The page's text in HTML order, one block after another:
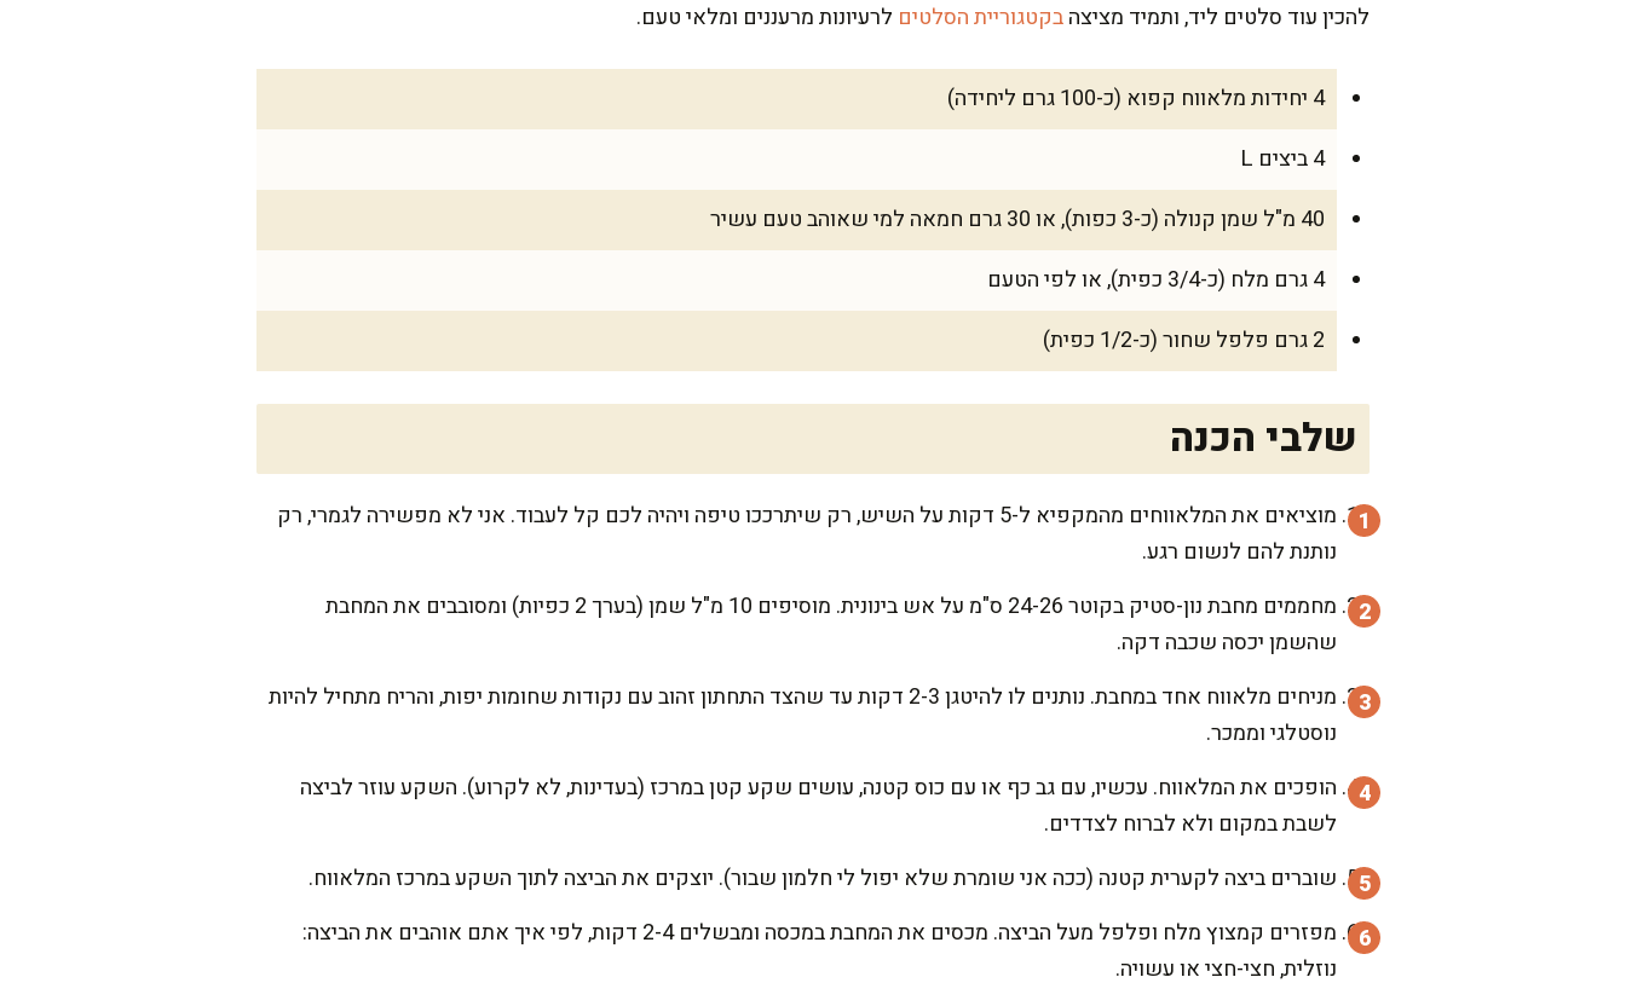
להכין עוד סלטים ליד, ותמיד מציצהבקטגוריית הסלטים לרעיונות מרעננים ומלאי טעם.
4 יחידות מלאווח קפוא (כ-100 גרם ליחידה)
4 ביצים L
40 מ"ל שמן קנולה (כ-3 כפות), או 30 גרם חמאה למי שאוהב טעם עשיר
4 גרם מלח (כ-3/4 כפית), או לפי הטעם
2 גרם פלפל שחור (כ-1/2 כפית)
שלבי הכנה
מוציאים את המלאווחים מהמקפיא ל-5 דקות על השיש, רק שיתרככו טיפה ויהיה לכם קל לעבוד. אני לא מפשירה לגמרי, רק
נותנת להם לנשום רגע.
מחממים מחבת נון-סטיק בקוטר 24-26 ס"מ על אש בינונית. מוסיפים 10 מ"ל שמן (בערך 2 כפיות) ומסובבים את המחבת
שהשמן יכסה שכבה דקה.
מניחים מלאווח אחד במחבת. נותנים לו להיטגן 2-3 דקות עד שהצד התחתון זהוב עם נקודות שחומות יפות, והריח מתחיל להיות
נוסטלגי וממכר.
הופכים את המלאווח. עכשיו, עם גב כף או עם כוס קטנה, עושים שקע קטן במרכז (בעדינות, לא לקרוע). השקע עוזר לביצה
לשבת במקום ולא לברוח לצדדים.
שוברים ביצה לקערית קטנה (ככה אני שומרת שלא יפול לי חלמון שבור). יוצקים את הביצה לתוך השקע במרכז המלאווח.
מפזרים קמצוץ מלח ופלפל מעל הביצה. מכסים את המחבת במכסה ומבשלים 2-4 דקות, לפי איך אתם אוהבים את הביצה:
נוזלית, חצי-חצי או עשויה.